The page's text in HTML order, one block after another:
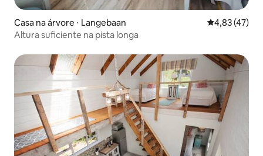
Casa na árvore ⋅ Langebaan 4,83 de uma
4,83 (47)
Altura suficiente na pista longa